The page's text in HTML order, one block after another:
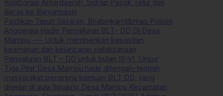
Kolaborasi Antardaerah, Sidrap Pasok Telur dan
Beras ke Banjarmasin
Pastikan Tepat Sasaran, Bhabinkamtibmas Polsek
Anggeraja Hadiri Penyaluran BLT- DD Di Desa
Mampu —- Untuk memberikan kepastian
keamanan dan kelancaran pelaksanaan
Penyaluran BLT – DD untuk bulan III-VI, Unsur
Tiga Pilar Desa Mampu hadir ditengah-tengah
masyarakat penerima bantuan BLT DD, yang
digelar di aula Sipakrio Desa Mampu Kecamatan